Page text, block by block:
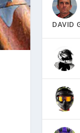
DAVID